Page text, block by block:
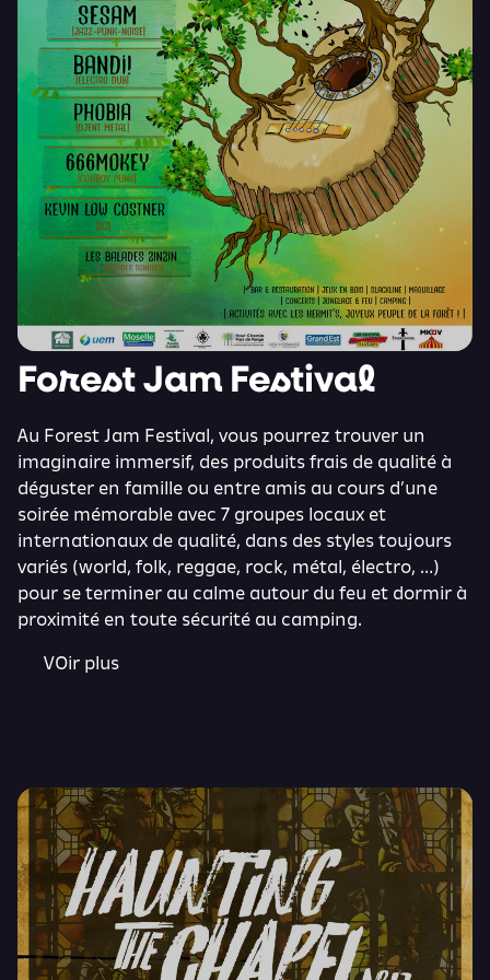
Forest Jam Festival
Au Forest Jam Festival, vous pourrez trouver un
imaginaire immersif, des produits frais de qualité à
déguster en famille ou entre amis au cours d’une
soirée mémorable avec 7 groupes locaux et
internationaux de qualité, dans des styles toujours
variés (world, folk, reggae, rock, métal, électro, …)
pour se terminer au calme autour du feu et dormir à
proximité en toute sécurité au camping.
VOir plus